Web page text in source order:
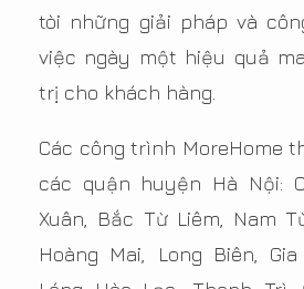
tòi những giải pháp và
việc ngày một hiệu quả
trị cho khách hàng.
Các công trình MoreHome
các quận huyện Hà Nội:
Xuân, Bắc Từ Liêm, Nam
Hoàng Mai, Long Biên,